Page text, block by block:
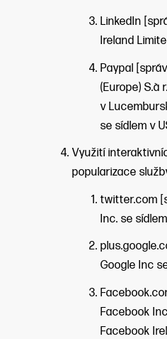
LinkedIn
Ireland
Paypal
(Europe) S.à
v
se sídlem v
Využití
popularizace
twitter.com
Inc. se
Google Inc
Facebook
Facebook